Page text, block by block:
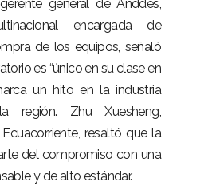
general de Anddes,
encargada de
de los equipos, señaló
es “único en su clase en
un hito en la industria
región. Zhu Xuesheng,
resaltó que la
del compromiso con una
y de alto estándar.